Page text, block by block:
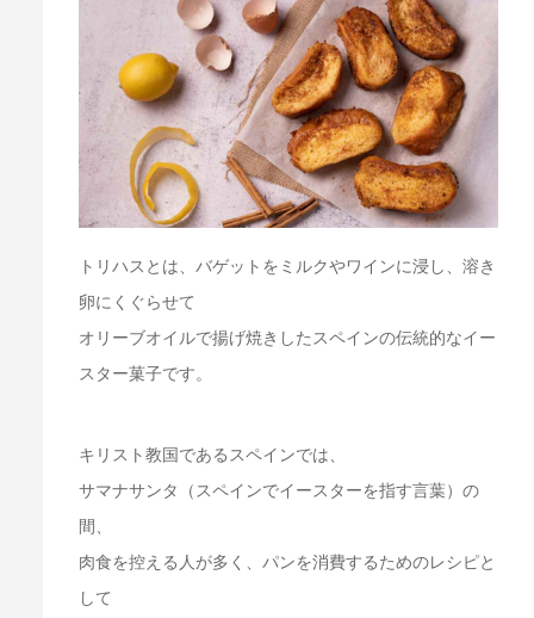
トリハスとは、バゲットをミルクやワインに浸し、溶き
卵にくぐらせて
オリーブオイルで揚げ焼きしたスペインの伝統的なイー
スター菓子です。
キリスト教国であるスペインでは、
サマナサンタ（スペインでイースターを指す言葉）の
間、
肉食を控える人が多く、パンを消費するためのレシピと
して